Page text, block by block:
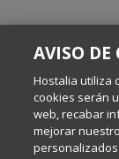
Escrito por el
AVISO DE
Hostalia utiliza
cookies serán
web, recabar
mejorar